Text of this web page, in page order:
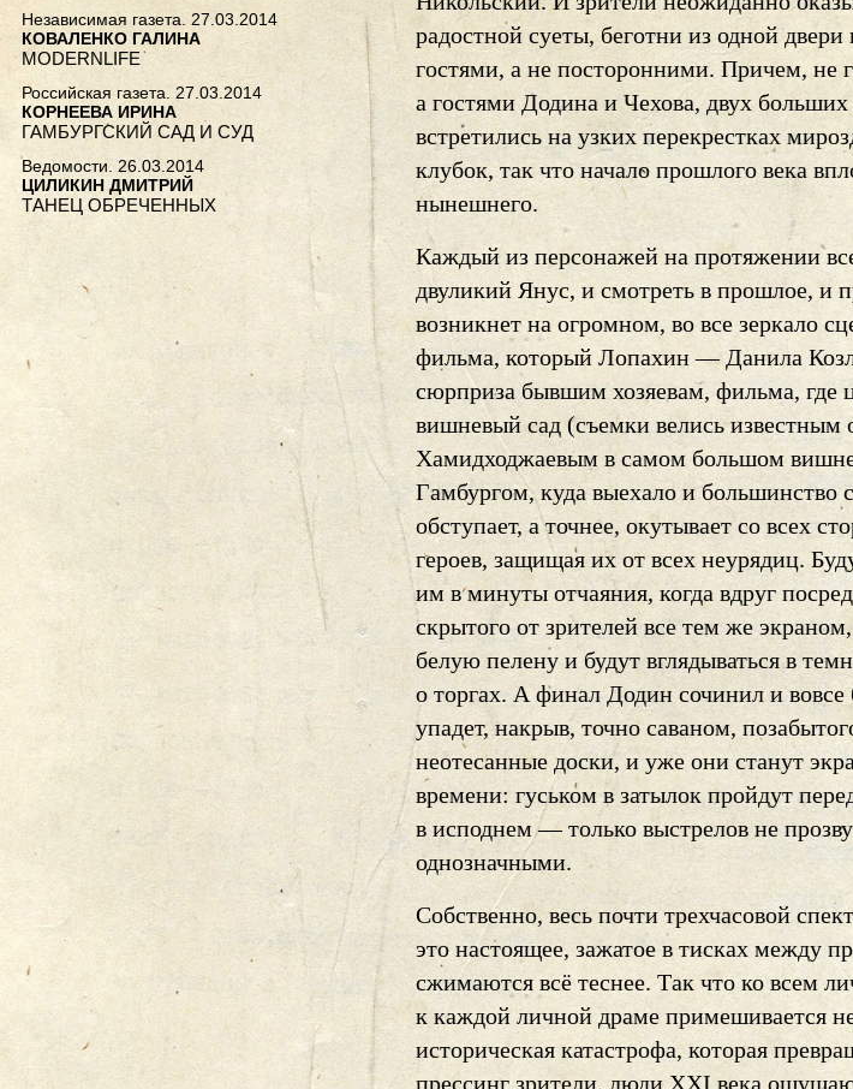
радостной суеты, беготни из одной
гостями, а не посторонними. Причем, не
а гостями Додина и Чехова, двух
встретились на узких перекрестках
клубок, так что начало прошлого века
нынешнего.
Каждый из персонажей на протяжении
двуликий Янус, и смотреть в прошлое, и
возникнет на огромном, во все зеркало
фильма, который Лопахин — Данила
сюрприза бывшим хозяевам, фильма, где
вишневый сад (съемки велись
Хамидходжаевым в самом большом
Гамбургом, куда выехало и большинство
обступает, а точнее, окутывает со всех
героев, защищая их от всех неурядиц.
им в минуты отчаяния, когда вдруг
скрытого от зрителей все тем же
белую пелену и будут вглядываться в
о торгах. А финал Додин сочинил и
упадет, накрыв, точно саваном,
неотесанные доски, и уже они станут
времени: гуськом в затылок пройдут
в исподнем — только выстрелов не
однозначными.
Собственно, весь почти трехчасовой
это настоящее, зажатое в тисках между
сжимаются всё теснее. Так что ко всем
к каждой личной драме примешивается
историческая катастрофа, которая
прессинг зрители, люди XXI века
Независимая газета. 27.03.2014
КОВАЛЕНКО ГАЛИНА
MODERNLIFE
Российская газета. 27.03.2014
КОРНЕЕВА ИРИНА
ГАМБУРГСКИЙ САД И СУД
Ведомости. 26.03.2014
ЦИЛИКИН ДМИТРИЙ
ТАНЕЦ ОБРЕЧЕННЫХ